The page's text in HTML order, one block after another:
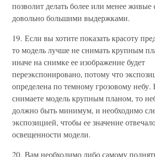
позволит делать более или менее
довольно большими выдержками.
19. Если вы хотите показать красоту
то модель лучше не снимать крупным
иначе на снимке ее изображение будет
переэкспонировано, потому что
определена по темному грозовому
снимаете модель крупным планом, то
должно быть минимум, и необходимо
экспозицией, чтобы ее значение
освещенности модели.
20. Вам необходимо либо самому